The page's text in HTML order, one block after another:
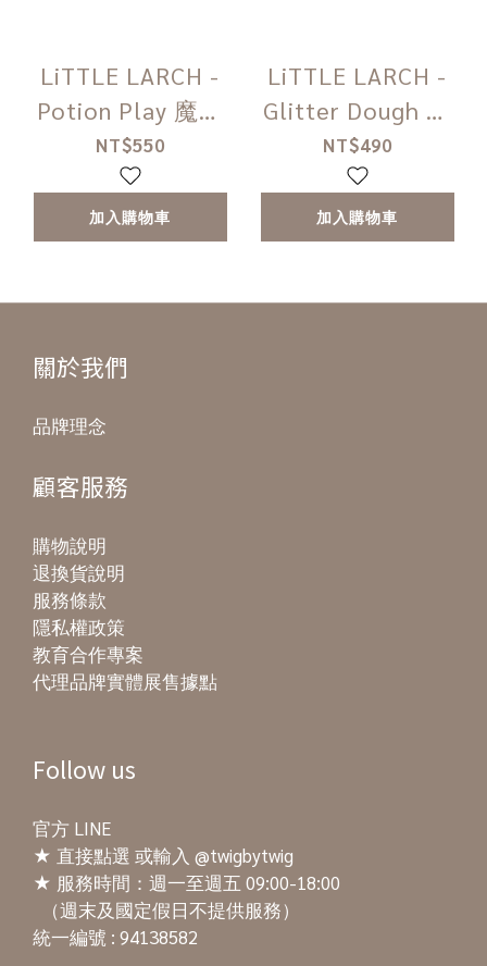
LiTTLE LARCH -
Potion Play 魔法
藥水 (共五色)
NT$550
加入購物車
LiTTLE LARCH -
Glitter Dough 亮
片黏土 (共五色)
NT$490
加入購物車
關於我們
品牌理念
顧客服務
購物說明
退換貨說明
服務條款
隱私權政策
教育合作專案
代理品牌實體展售據點
Follow us
官方 LINE
★ 直接點選 或輸入 @twigbytwig
★ 服務時間：週一至週五 09:00-18:00
（週末及國定假日不提供服務）
統一編號 : 94138582